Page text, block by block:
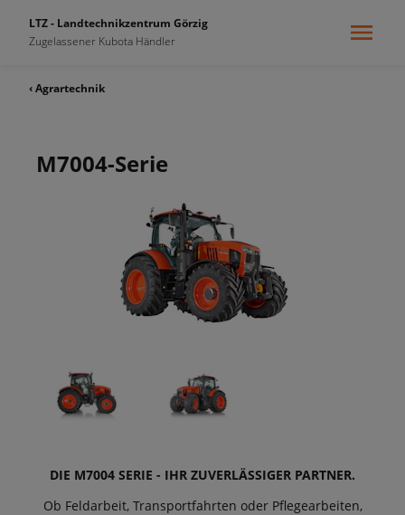
LTZ - Landtechnikzentrum Görzig
Zugelassener Kubota Händler
‹ Agrartechnik
M7004-Serie
DIE M7004 SERIE - IHR ZUVERLÄSSIGER PARTNER.
Ob Feldarbeit, Transportfahrten oder Pflegearbeiten,